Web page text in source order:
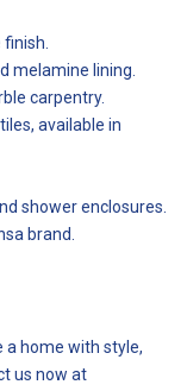
melamine lining.
carpentry.
available in
shower enclosures.
brand.
a home with style,
us now at